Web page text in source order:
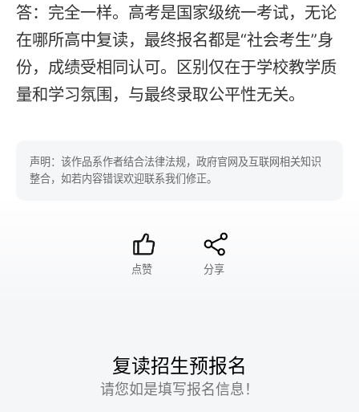
答：完全一样。高考是国家级统一考试，无论
在哪所高中复读，最终报名都是“社会考生”身
份，成绩受相同认可。区别仅在于学校教学质
量和学习氛围，与最终录取公平性无关。
声明：该作品系作者结合法律法规，政府官网及互联网相关知识
整合，如若内容错误欢迎联系我们修正。
点赞 分享
复读招生预报名
请您如是填写报名信息！